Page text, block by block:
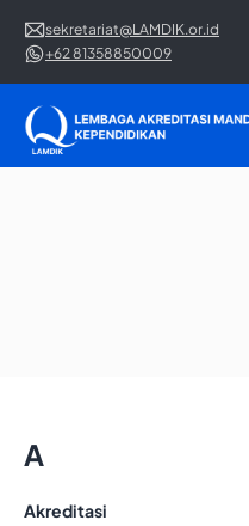
sekretariat@LAMDIK.or.id
+62 81358850009
Kumpulan istilah atau
A
Akreditasi